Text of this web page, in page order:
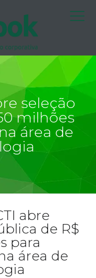
seleção
milhões
área de
abre
de R$
para
área de